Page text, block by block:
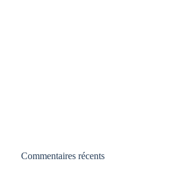
Commentaires récents